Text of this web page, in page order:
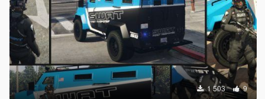
1 503 9